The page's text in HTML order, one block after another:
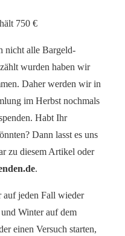
750 €
nicht alle Bargeld-
wurden haben wir
Daher werden wir in
im Herbst nochmals
Habt Ihr
Dann lasst es uns
zu diesem Artikel oder
.
auf jeden Fall wieder
Winter auf dem
einen Versuch starten,